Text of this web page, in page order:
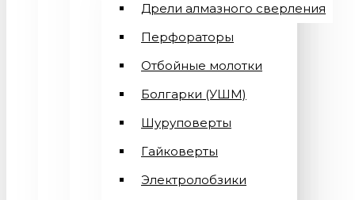
Дрели алмазного сверления
Перфораторы
Отбойные молотки
Болгарки (УШМ)
Шуруповерты
Гайковерты
Электролобзики